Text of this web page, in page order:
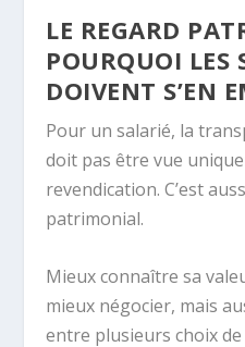
LE REGARD
POURQUOI LES
DOIVENT S’EN
Pour un salarié, la
doit pas être vue
revendication. C’est
patrimonial.
Mieux connaître sa
mieux négocier, mais
entre plusieurs choix